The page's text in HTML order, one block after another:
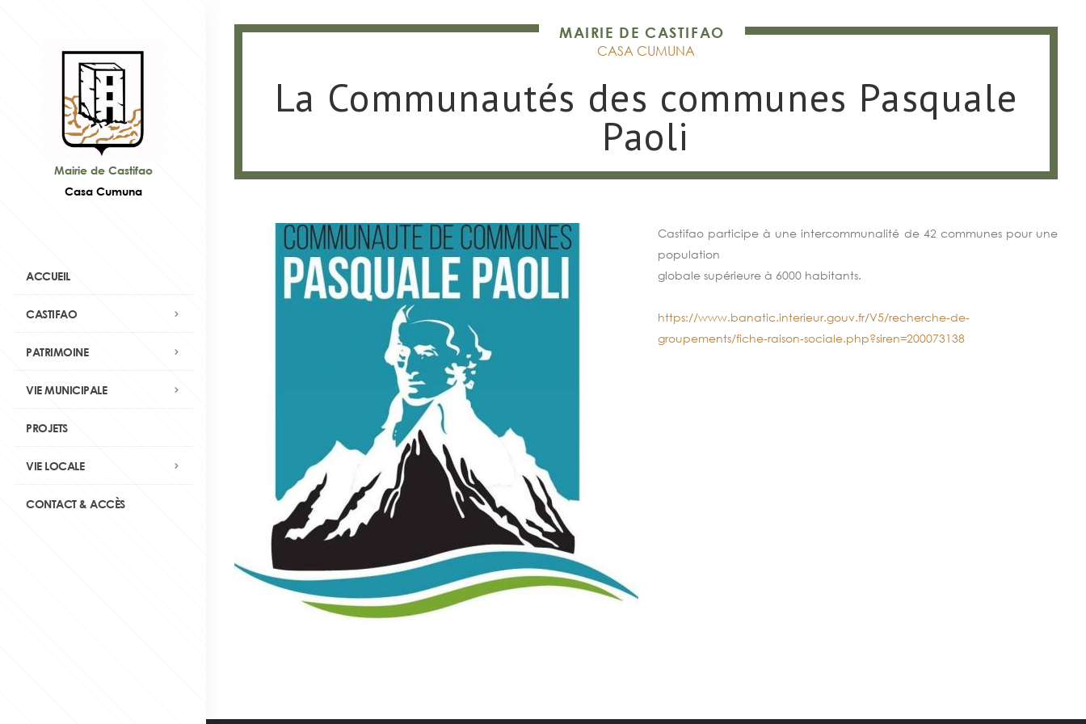
Mairie de Castifao
Casa Cumuna
ACCUEIL
CASTIFAO
PATRIMOINE
VIE MUNICIPALE
PROJETS
VIE LOCALE
CONTACT & ACCÈS
MAIRIE DE CASTIFAO
CASA CUMUNA
La Communautés des communes Pasquale
Paoli
Castifao participe à une intercommunalité de 42 communes pour une
population
globale supérieure à 6000 habitants.
https://www.banatic.interieur.gouv.fr/V5/recherche-de-
groupements/fiche-raison-sociale.php?siren=200073138